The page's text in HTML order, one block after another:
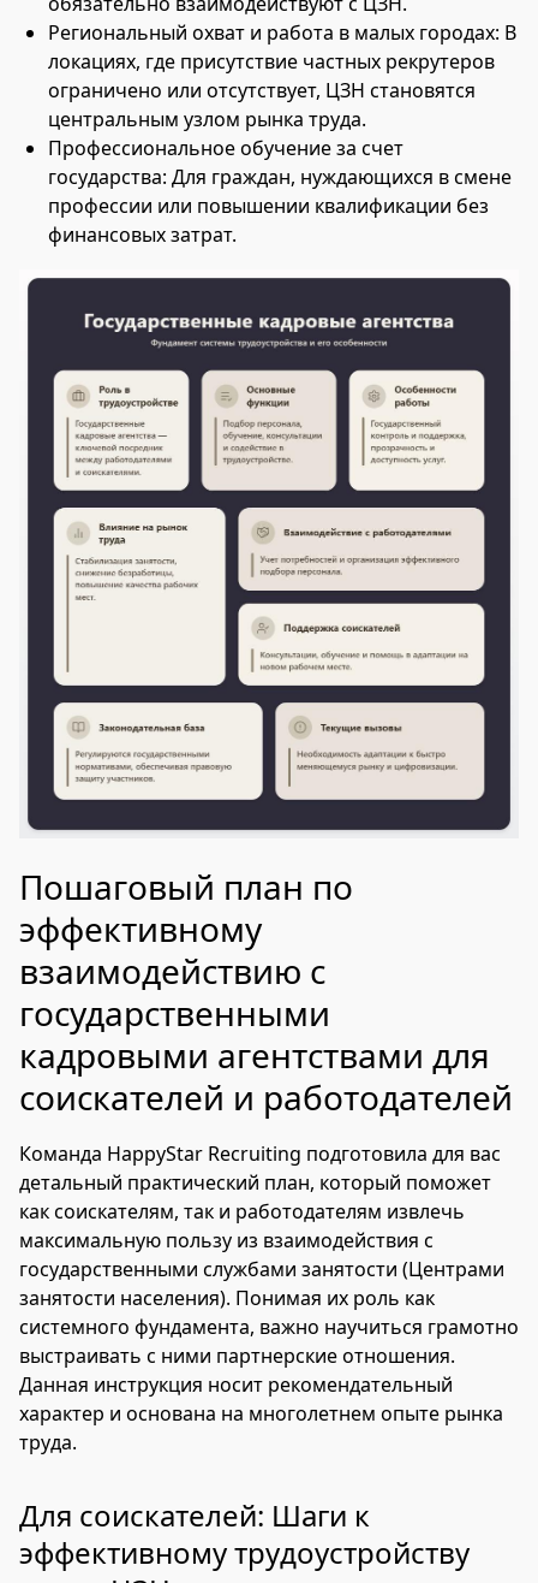
Региональный охват и работа в малых городах: В
локациях, где присутствие частных рекрутеров
ограничено или отсутствует, ЦЗН становятся
центральным узлом рынка труда.
Профессиональное обучение за счет
государства: Для граждан, нуждающихся в смене
профессии или повышении квалификации без
финансовых затрат.
Пошаговый план по
эффективному
взаимодействию с
государственными
кадровыми агентствами для
соискателей и работодателей
Команда HappyStar Recruiting подготовила для вас
детальный практический план, который поможет
как соискателям, так и работодателям извлечь
максимальную пользу из взаимодействия с
государственными службами занятости (Центрами
занятости населения). Понимая их роль как
системного фундамента, важно научиться грамотно
выстраивать с ними партнерские отношения.
Данная инструкция носит рекомендательный
характер и основана на многолетнем опыте рынка
труда.
Для соискателей: Шаги к
эффективному трудоустройству